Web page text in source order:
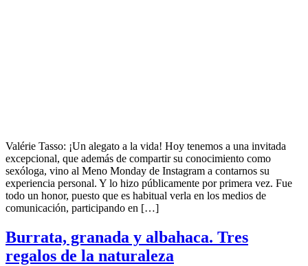
Valérie Tasso: ¡Un alegato a la vida! Hoy tenemos a una invitada
excepcional, que además de compartir su conocimiento como
sexóloga, vino al Meno Monday de Instagram a contarnos su
experiencia personal. Y lo hizo públicamente por primera vez. Fue
todo un honor, puesto que es habitual verla en los medios de
comunicación, participando en […]
Burrata, granada y albahaca. Tres
regalos de la naturaleza